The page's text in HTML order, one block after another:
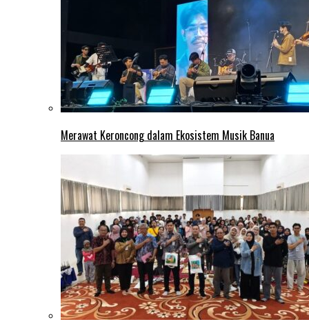
Merawat Keroncong dalam Ekosistem Musik Banua